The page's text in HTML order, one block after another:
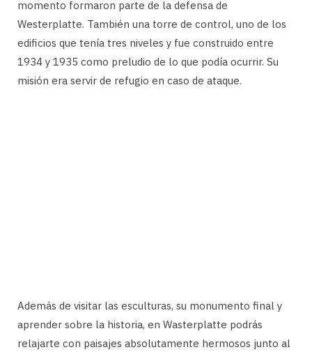
momento formaron parte de la defensa de
Westerplatte. También una torre de control, uno de los
edificios que tenía tres niveles y fue construido entre
1934 y 1935 como preludio de lo que podía ocurrir. Su
misión era servir de refugio en caso de ataque.
Además de visitar las esculturas, su monumento final y
aprender sobre la historia, en Wasterplatte podrás
relajarte con paisajes absolutamente hermosos junto al